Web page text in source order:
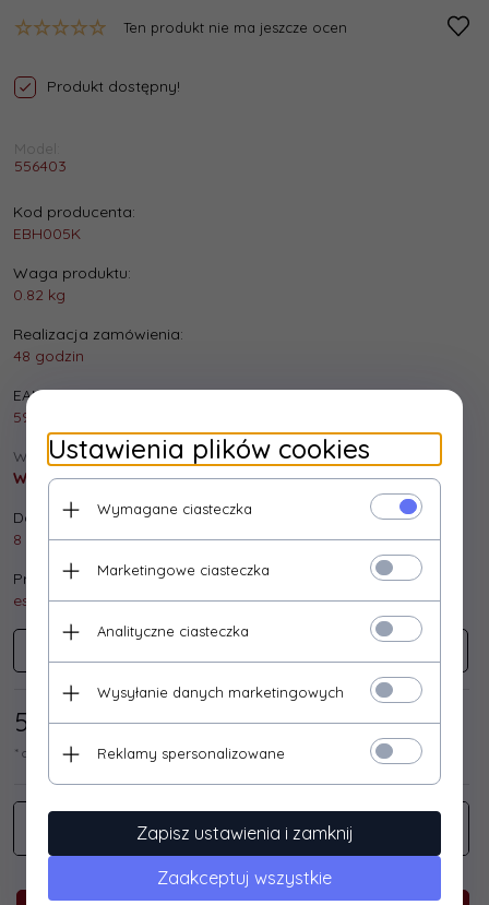
Ten produkt nie ma jeszcze ocen
Produkt dostępny!
Model:
556403
Kod producenta:
EBH005K
Waga produktu:
0.82 kg
Realizacja zamówienia:
48 godzin
EAN:
5901299931158
Wysyłka:
Wysyłka gratis!
Dostępna ilość:
8 szt.
Producent:
esperanza
50, 41 / 62,00 PLN*
* cena netto / brutto
Ustawienia plików cookies
Wymagane ciasteczka
Marketingowe ciasteczka
Analityczne ciasteczka
Wysyłanie danych marketingowych
Reklamy spersonalizowane
Zapisz ustawienia i zamknij
Zaakceptuj wszystkie